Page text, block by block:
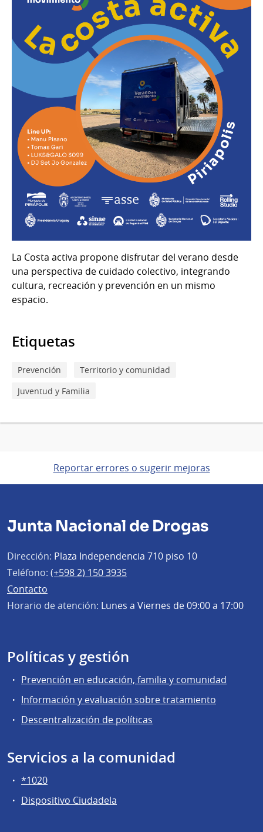
La Costa activa propone disfrutar del verano desde
una perspectiva de cuidado colectivo, integrando
cultura, recreación y prevención en un mismo
espacio.
Etiquetas
Prevención
Territorio y comunidad
Juventud y Familia
Reportar errores o sugerir mejoras
Junta Nacional de Drogas
Dirección: Plaza Independencia 710 piso 10
Teléfono: (+598 2) 150 3935
Contacto
Horario de atención: Lunes a Viernes de 09:00 a 17:00
Políticas y gestión
Prevención en educación, familia y comunidad
Información y evaluación sobre tratamiento
Descentralización de políticas
Servicios a la comunidad
*1020
Dispositivo Ciudadela